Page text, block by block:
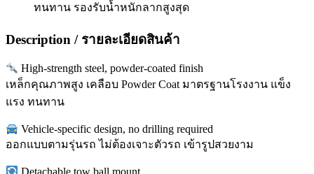
ทนทาน รองรับน้ำหนักลากสูงสุด
Description / รายละเอียดสินค้า
High-strength steel, powder-coated finish
เหล็กคุณภาพสูง เคลือบ Powder Coat มาตรฐานโรงงาน แข็ง
แรง ทนทาน
Vehicle-specific design, no drilling required
ออกแบบตามรุ่นรถ ไม่ต้องเจาะตัวรถ เข้ารูปสวยงาม